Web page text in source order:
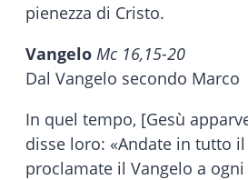
pienezza di Cristo.
Vangelo Mc 16,15-20
Dal Vangelo secondo Marco
In quel tempo, [Gesù
disse loro: «Andate in tutto
proclamate il Vangelo a ogni